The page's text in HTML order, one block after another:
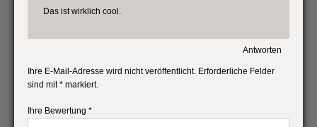
Das ist wirklich cool.
Antworten
Ihre E-Mail-Adresse wird nicht veröffentlicht. Erforderliche Felder
sind mit * markiert.
Ihre Bewertung *